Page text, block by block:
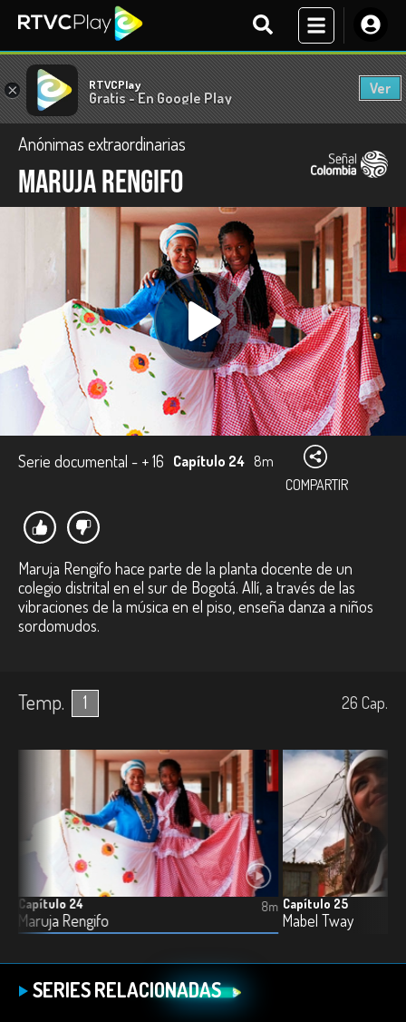
× RTVCPlay
Gratis - En Google Play
Ver
Anónimas extraordinarias
Maruja Rengifo
Serie documental - + 16 Capítulo 24 8m
COMPARTIR
Maruja Rengifo hace parte de la planta docente de un
colegio distrital en el sur de Bogotá. Allí, a través de las
vibraciones de la música en el piso, enseña danza a niños
sordomudos.
Temp. 1 26 Cap.
Capítulo 24
Maruja Rengifo
8m Capítulo 25
Mabel Tway
SERIES RELACIONADAS